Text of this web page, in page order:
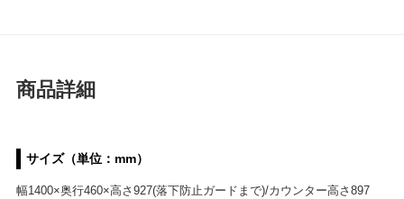
商品詳細
サイズ（単位：mm）
幅1400×奥行460×高さ927(落下防止ガードまで)/カウンター高さ897